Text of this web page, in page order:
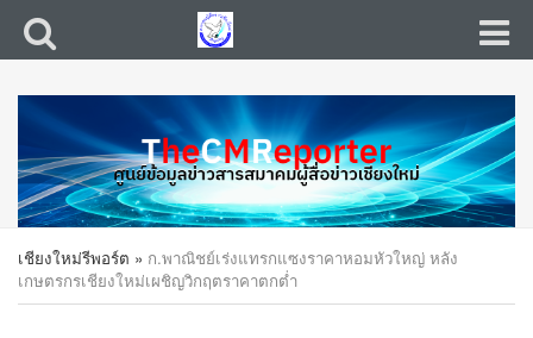
เชียงใหม่รีพอร์ต » ก.พาณิชย์เร่งแทรกแซงราคาหอมหัวใหญ่ หลัง
เกษตรกรเชียงใหม่เผชิญวิกฤตราคาตกต่ำ